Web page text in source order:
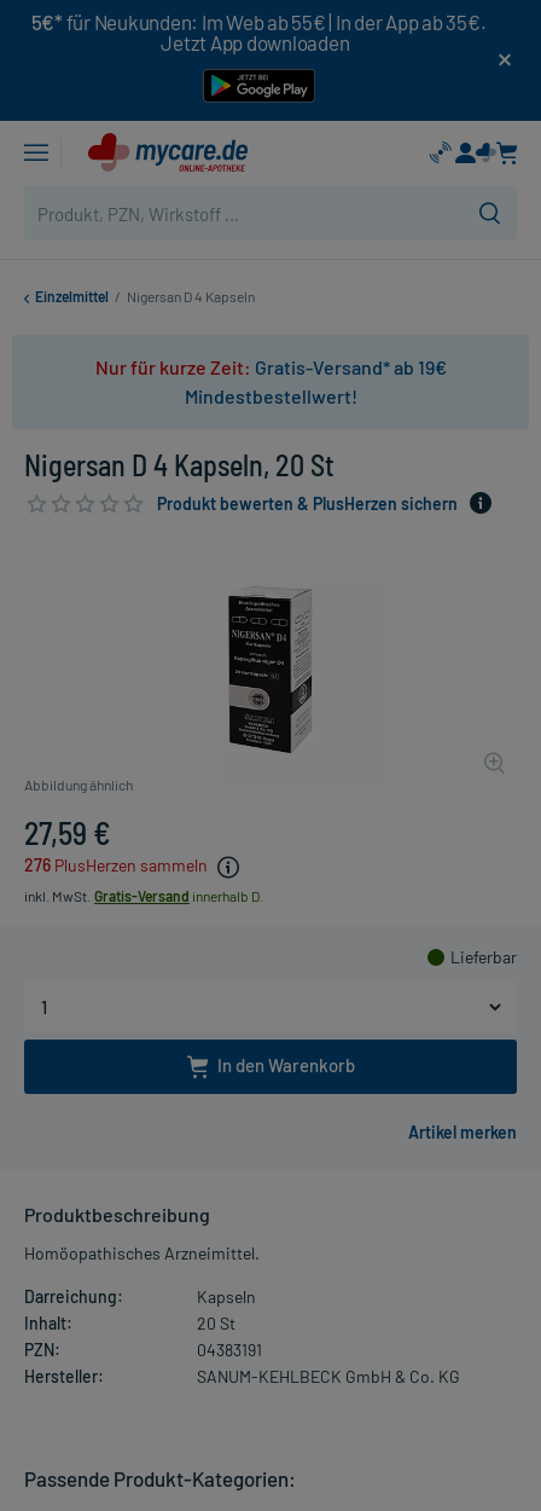
5€* für Neukunden: Im Web ab 55€ | In der App ab 35€.
Jetzt App downloaden
Einzelmittel / Nigersan D 4 Kapseln
Nur für kurze Zeit: Gratis-Versand* ab 19€
Mindestbestellwert!
Nigersan D 4 Kapseln, 20 St
Produkt bewerten & PlusHerzen sichern
Abbildung ähnlich
27,59 €
276 PlusHerzen sammeln
inkl. MwSt. Gratis-Versand innerhalb D.
Lieferbar
In den Warenkorb
Produktbeschreibung
Homöopathisches Arzneimittel.
Darreichung:
Kapseln
Inhalt:
20 St
PZN:
04383191
Hersteller:
SANUM-KEHLBECK GmbH & Co. KG
Passende Produkt-Kategorien: